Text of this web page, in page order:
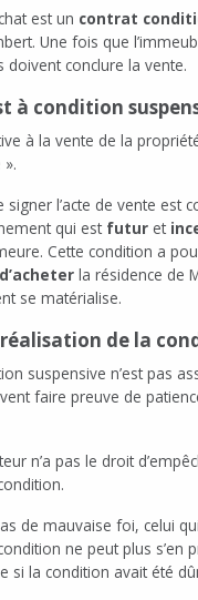
est un contrat
Une fois que
doivent conclure la vente.
à condition
à la vente de la
l’acte de vente est
qui est futur et
Cette condition a
la résidence de
se matérialise.
réalisation de la
suspensive n’est pas
faire preuve de
n’a pas le droit
de mauvaise foi, celui
ne peut plus s’en
si la condition avait été